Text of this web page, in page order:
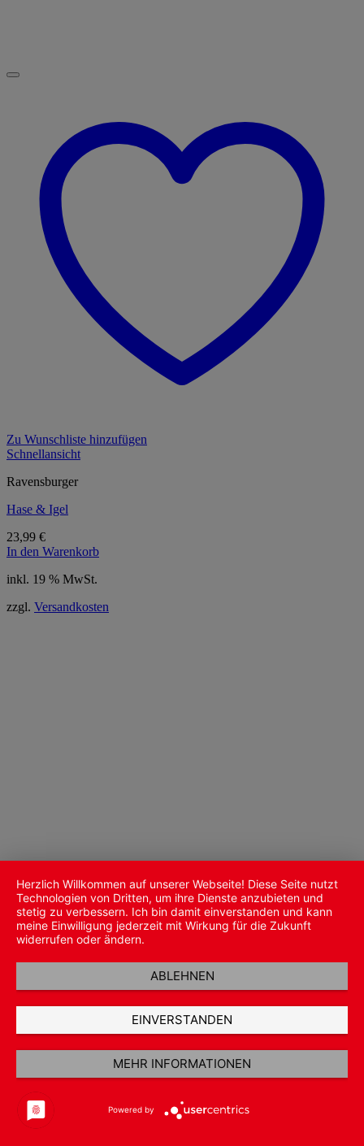
Zu Wunschliste hinzufügen
Schnellansicht
Ravensburger
Hase & Igel
23,99 €
In den Warenkorb
inkl. 19 % MwSt.
zzgl. Versandkosten
Herzlich Willkommen auf unserer Webseite! Diese Seite nutzt
Technologien von Dritten, um ihre Dienste anzubieten und
stetig zu verbessern. Ich bin damit einverstanden und kann
meine Einwilligung jederzeit mit Wirkung für die Zukunft
widerrufen oder ändern.
ABLEHNEN
EINVERSTANDEN
MEHR INFORMATIONEN
Powered by